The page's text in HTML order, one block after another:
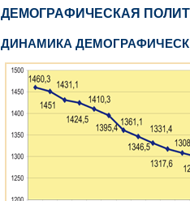
ДЕМОГРАФИЧЕСКАЯ
ДИНАМИКА